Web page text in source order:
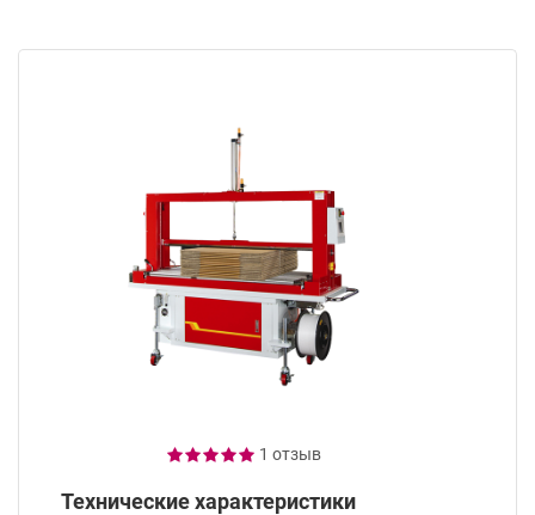
1 отзыв
Технические характеристики